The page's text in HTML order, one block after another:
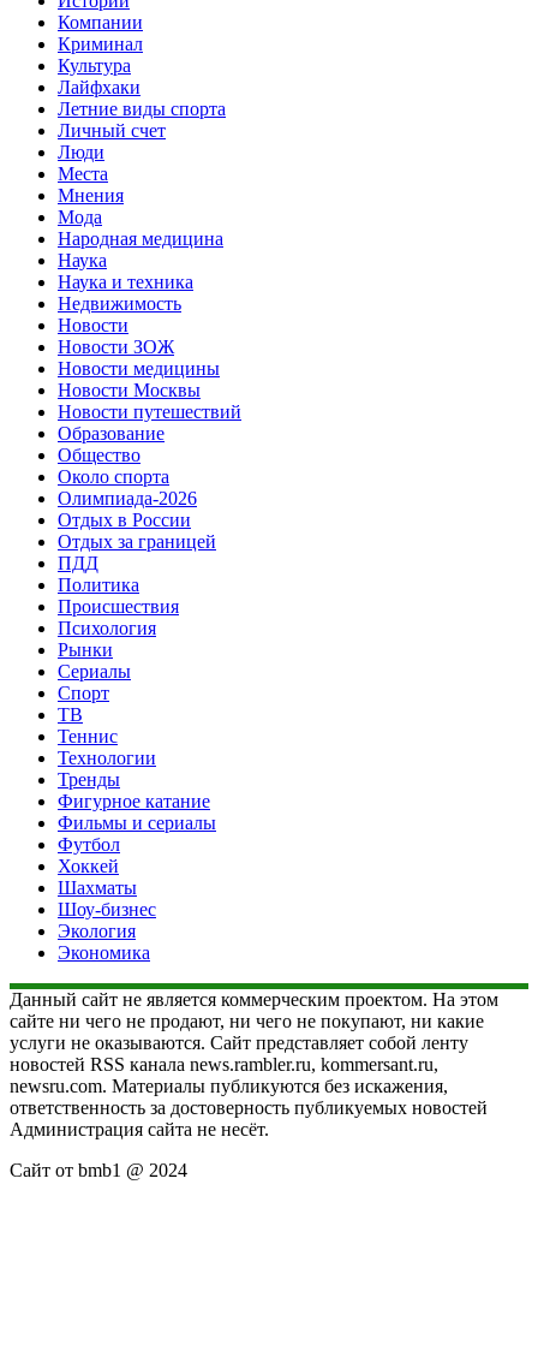
Компании
Криминал
Культура
Лайфхаки
Летние виды спорта
Личный счет
Люди
Места
Мнения
Мода
Народная медицина
Наука
Наука и техника
Недвижимость
Новости
Новости ЗОЖ
Новости медицины
Новости Москвы
Новости путешествий
Образование
Общество
Около спорта
Олимпиада-2026
Отдых в России
Отдых за границей
ПДД
Политика
Происшествия
Психология
Рынки
Сериалы
Спорт
ТВ
Теннис
Технологии
Тренды
Фигурное катание
Фильмы и сериалы
Футбол
Хоккей
Шахматы
Шоу-бизнес
Экология
Экономика
Данный сайт не является коммерческим проектом. На этом
сайте ни чего не продают, ни чего не покупают, ни какие
услуги не оказываются. Сайт представляет собой ленту
новостей RSS канала news.rambler.ru, kommersant.ru,
newsru.com. Материалы публикуются без искажения,
ответственность за достоверность публикуемых новостей
Администрация сайта не несёт.
Сайт от bmb1 @ 2024